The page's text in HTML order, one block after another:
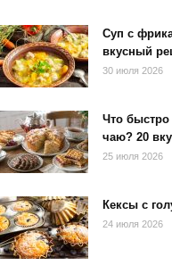
Суп с
вкусный
30 июля 2026
Что быстро
чаю? 20
25 июля 2026
Кексы с
24 июля 2026